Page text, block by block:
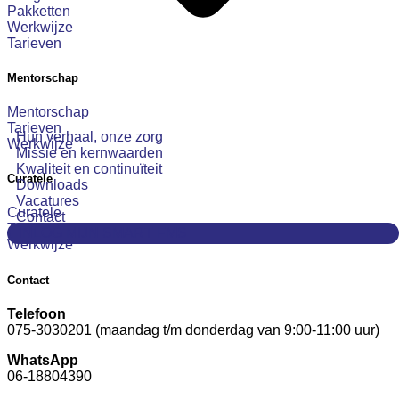
Hun verhaal, onze zorg
Missie en kernwaarden
Kwaliteit en continuïteit
Downloads
Vacatures
Contact
Pakketten
Werkwijze
Tarieven
Mentorschap
Mentorschap
Tarieven
Werkwijze
Curatele
Curatele
Tarieven
Werkwijze
Contact
Telefoon
075-3030201 (maandag t/m donderdag van 9:00-11:00 uur)
WhatsApp
06-18804390